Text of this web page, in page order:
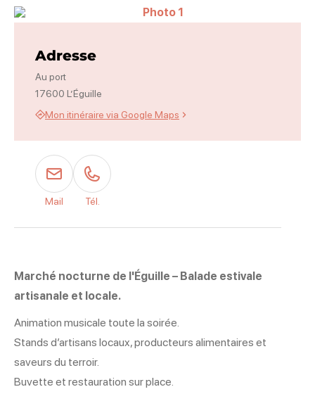
Marché nocturne de l'Éguille – Balade estivale
artisanale et locale.
Animation musicale toute la soirée.
Stands d’artisans locaux, producteurs alimentaires et
saveurs du terroir.
Buvette et restauration sur place.
Photo 1
Adresse
Au port
17600 L’Éguille
Mon itinéraire via Google Maps
Mail Tél.